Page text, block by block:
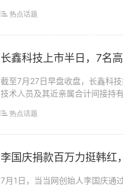
热点话题
长鑫科技上市半日，7名
截至7月27日早盘收盘，长鑫科
技术人员及其近亲属合计间接持
热点话题
李国庆捐款百万力挺韩红
7月1日，当当网创始人李国庆通